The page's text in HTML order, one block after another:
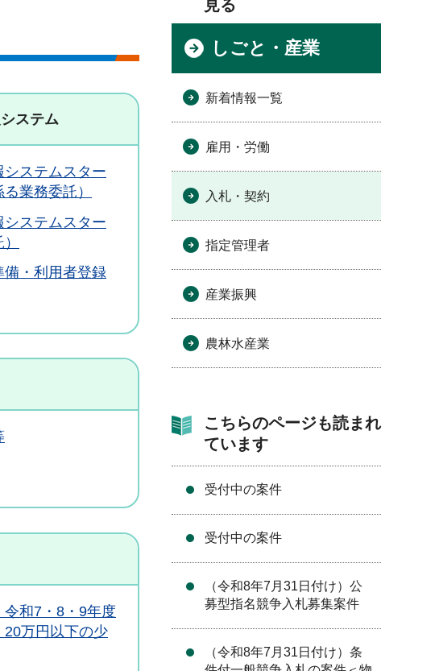
ステム
ステムスター
業務委託）
ステムスター
備・利用者登録
令和7・8・9年度
20万円以下の少
見る
しごと・産業
新着情報一覧
雇用・労働
入札・契約
指定管理者
産業振興
農林水産業
こちらのページも読まれ
ています
受付中の案件
受付中の案件
（令和8年7月31日付け）公
募型指名競争入札募集案件
（令和8年7月31日付け）条